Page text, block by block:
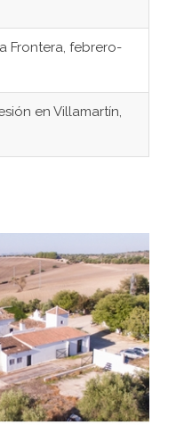
Frontera, febrero-
en Villamartín,
julio 1936
en el campo: del
de Los Hurones